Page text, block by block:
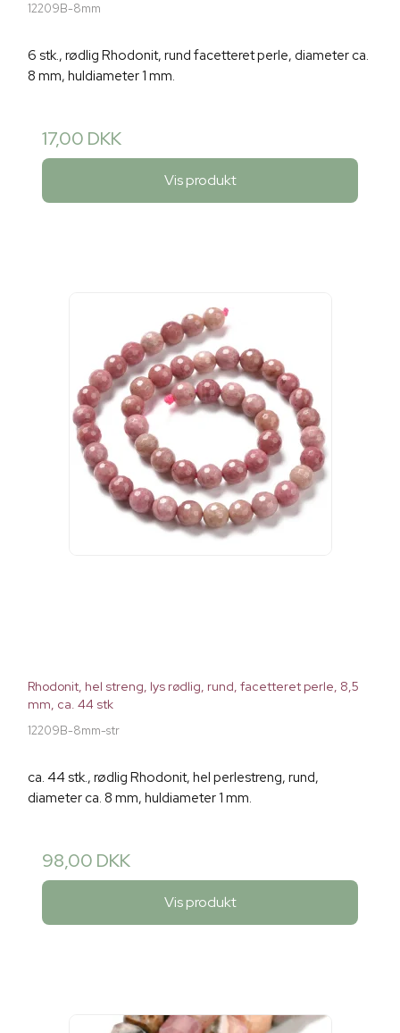
12209B-8mm
6 stk., rødlig Rhodonit, rund facetteret perle, diameter ca.
8 mm, huldiameter 1 mm.
17,00 DKK
Vis produkt
Rhodonit, hel streng, lys rødlig, rund, facetteret perle, 8,5
mm, ca. 44 stk
12209B-8mm-str
ca. 44 stk., rødlig Rhodonit, hel perlestreng, rund,
diameter ca. 8 mm, huldiameter 1 mm.
98,00 DKK
Vis produkt